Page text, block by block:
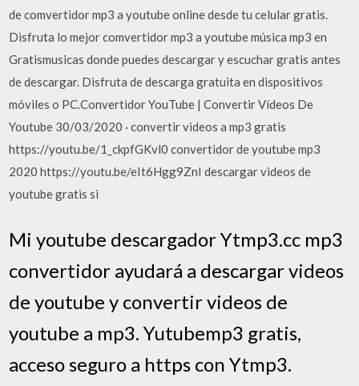
de comvertidor mp3 a youtube online desde tu celular gratis.
Disfruta lo mejor comvertidor mp3 a youtube música mp3 en
Gratismusicas donde puedes descargar y escuchar gratis antes
de descargar. Disfruta de descarga gratuita en dispositivos
móviles o PC.Convertidor YouTube | Convertir Vídeos De
Youtube 30/03/2020 · convertir videos a mp3 gratis
https://youtu.be/1_ckpfGKvl0 convertidor de youtube mp3
2020 https://youtu.be/eIt6Hgg9ZnI descargar videos de
youtube gratis si
Mi youtube descargador Ytmp3.cc mp3
convertidor ayudará a descargar videos
de youtube y convertir videos de
youtube a mp3. Yutubemp3 gratis,
acceso seguro a https con Ytmp3.